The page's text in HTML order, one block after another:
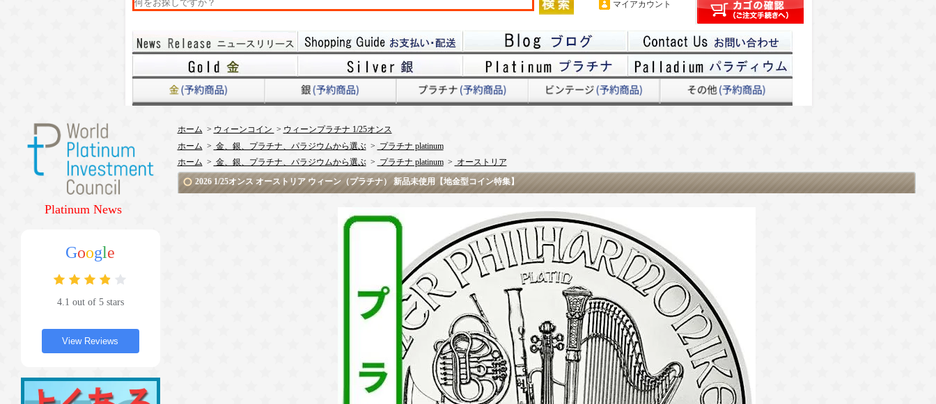
マイアカウント
Platinum News
Google
4.1 out of 5 stars
View Reviews
ホーム > ウィーンコイン > ウィーンプラチナ 1/25オンス
ホーム > 金、銀、プラチナ、パラジウムから選ぶ> プラチナ platinum
ホーム > 金、銀、プラチナ、パラジウムから選ぶ> プラチナ platinum> オーストリア
2026 1/25オンス オーストリア ウィーン（プラチナ） 新品未使用【地金型コイン特集】